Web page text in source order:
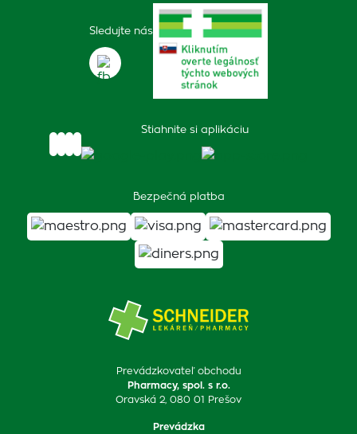
Prevádzkovateľ obchodu
Pharmacy, spol. s r.o.
Oravská 2, 080 01 Prešov
Prevádzka
Sledujte nás
Stiahnite si aplikáciu
Bezpečná platba